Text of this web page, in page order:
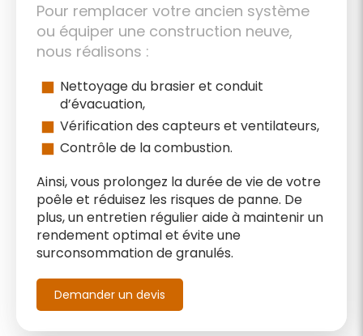
Pour remplacer votre ancien système
ou équiper une construction neuve,
nous réalisons :
Nettoyage du brasier et conduit
d’évacuation,
Vérification des capteurs et ventilateurs,
Contrôle de la combustion.
Ainsi, vous prolongez la durée de vie de votre
poêle et réduisez les risques de panne. De
plus, un entretien régulier aide à maintenir un
rendement optimal et évite une
surconsommation de granulés.
Demander un devis